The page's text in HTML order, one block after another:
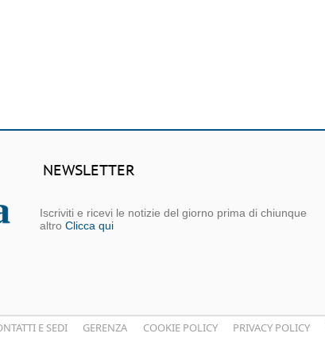
NEWSLETTER
Iscriviti e ricevi le notizie del giorno prima di chiunque
altro Clicca qui
E SEDI GERENZA COOKIE POLICY PRIVACY POLICY